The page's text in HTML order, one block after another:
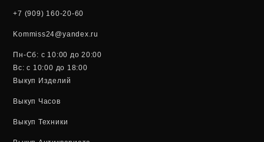
+7 (909) 160-20-60
Kommiss24@yandex.ru
Пн-Сб: c 10:00 до 20:00
Вс: c 10:00 до 18:00
Выкуп Изделий
Выкуп Часов
Выкуп Техники